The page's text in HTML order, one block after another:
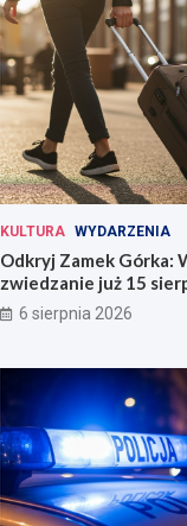
KULTURA WYDARZENIA
Odkryj Zamek Górka:
zwiedzanie już 15
6 sierpnia 2026